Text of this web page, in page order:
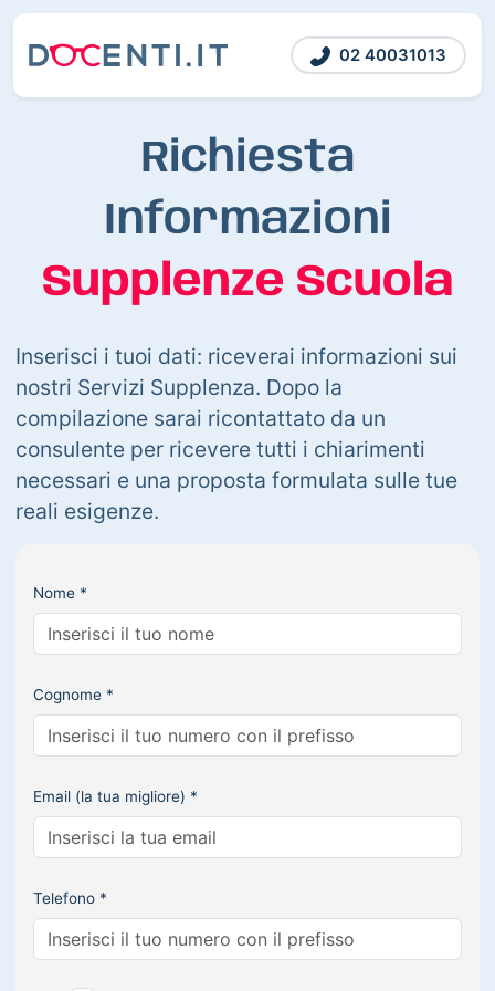
02 40031013
Richiesta
Informazioni
Supplenze Scuola
Inserisci i tuoi dati: riceverai informazioni sui
nostri Servizi Supplenza. Dopo la
compilazione sarai ricontattato da un
consulente per ricevere tutti i chiarimenti
necessari e una proposta formulata sulle tue
reali esigenze.
Nome *
Cognome *
Email (la tua migliore) *
Telefono *